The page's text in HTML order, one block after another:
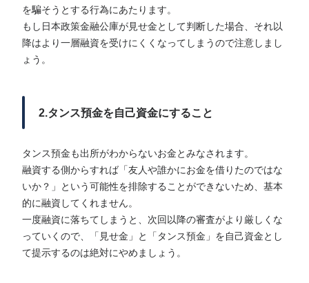
を騙そうとする行為にあたります。
もし日本政策金融公庫が見せ金として判断した場合、それ以
降はより一層融資を受けにくくなってしまうので注意しまし
ょう。
2.タンス預金を自己資金にすること
タンス預金も出所がわからないお金とみなされます。
融資する側からすれば「友人や誰かにお金を借りたのではな
いか？」という可能性を排除することができないため、基本
的に融資してくれません。
一度融資に落ちてしまうと、次回以降の審査がより厳しくな
っていくので、「見せ金」と「タンス預金」を自己資金とし
て提示するのは絶対にやめましょう。